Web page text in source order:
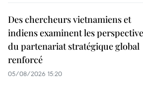
Des chercheurs vietnamiens et
indiens examinent les
du partenariat stratégique global
renforcé
05/08/2026 15:20